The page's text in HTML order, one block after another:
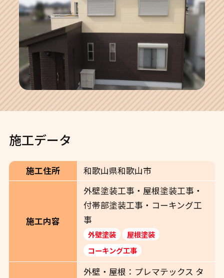
施工データ
施工住所 和歌山県和歌山市
施工内容
外壁塗装工事・屋根塗装工事・
付帯部塗装工事・コーキング工
事
外壁塗装
屋根塗装
コーキング工事
外壁・屋根：プレマテックス タ